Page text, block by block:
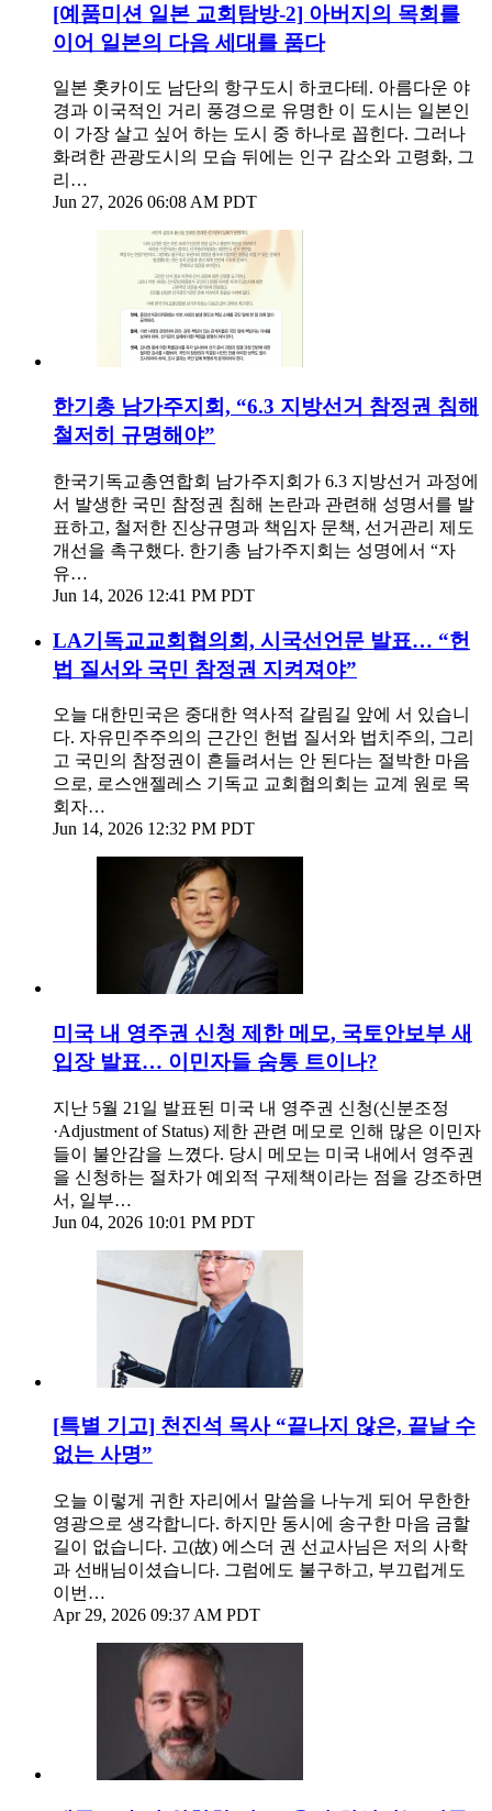
[예품미션 일본 교회탐방-2] 아버지의 목회를
이어 일본의 다음 세대를 품다
일본 홋카이도 남단의 항구도시 하코다테. 아름다운 야
경과 이국적인 거리 풍경으로 유명한 이 도시는 일본인
이 가장 살고 싶어 하는 도시 중 하나로 꼽힌다. 그러나
화려한 관광도시의 모습 뒤에는 인구 감소와 고령화, 그
리…
Jun 27, 2026 06:08 AM PDT
한기총 남가주지회, “6.3 지방선거 참정권 침해
철저히 규명해야”
한국기독교총연합회 남가주지회가 6.3 지방선거 과정에
서 발생한 국민 참정권 침해 논란과 관련해 성명서를 발
표하고, 철저한 진상규명과 책임자 문책, 선거관리 제도
개선을 촉구했다. 한기총 남가주지회는 성명에서 “자
유…
Jun 14, 2026 12:41 PM PDT
LA기독교교회협의회, 시국선언문 발표… “헌
법 질서와 국민 참정권 지켜져야”
오늘 대한민국은 중대한 역사적 갈림길 앞에 서 있습니
다. 자유민주주의의 근간인 헌법 질서와 법치주의, 그리
고 국민의 참정권이 흔들려서는 안 된다는 절박한 마음
으로, 로스앤젤레스 기독교 교회협의회는 교계 원로 목
회자…
Jun 14, 2026 12:32 PM PDT
미국 내 영주권 신청 제한 메모, 국토안보부 새
입장 발표… 이민자들 숨통 트이나?
지난 5월 21일 발표된 미국 내 영주권 신청(신분조정
·Adjustment of Status) 제한 관련 메모로 인해 많은 이민자
들이 불안감을 느꼈다. 당시 메모는 미국 내에서 영주권
을 신청하는 절차가 예외적 구제책이라는 점을 강조하면
서, 일부…
Jun 04, 2026 10:01 PM PDT
[특별 기고] 천진석 목사 “끝나지 않은, 끝날 수
없는 사명”
오늘 이렇게 귀한 자리에서 말씀을 나누게 되어 무한한
영광으로 생각합니다. 하지만 동시에 송구한 마음 금할
길이 없습니다. 고(故) 에스더 권 선교사님은 저의 사학
과 선배님이셨습니다. 그럼에도 불구하고, 부끄럽게도
이번…
Apr 29, 2026 09:37 AM PDT